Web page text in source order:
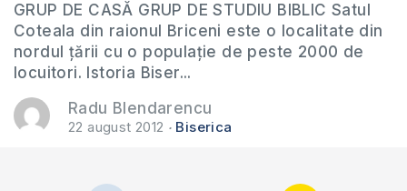
GRUP DE CASĂ GRUP DE STUDIU BIBLIC Satul
Coteala din raionul Briceni este o localitate din
nordul țării cu o populație de peste 2000 de
locuitori. Istoria Biser...
Radu Blendarencu
22 august 2012 Biserica